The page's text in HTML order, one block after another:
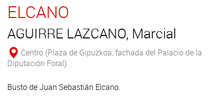
ELCANO
AGUIRRE LAZCANO, Marcial
Centro (Plaza de Gipuzkoa, fachada del Palacio de la
Diputación Foral)
Busto de Juan Sebastián Elcano.